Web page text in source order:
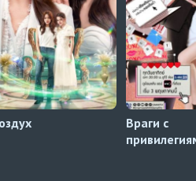
Харутора-кун 1 серия
Враги с